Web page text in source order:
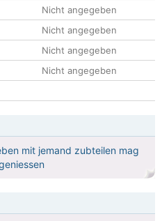
Nicht angegeben
Nicht angegeben
Nicht angegeben
Nicht angegeben
mit jemand zubteilen mag